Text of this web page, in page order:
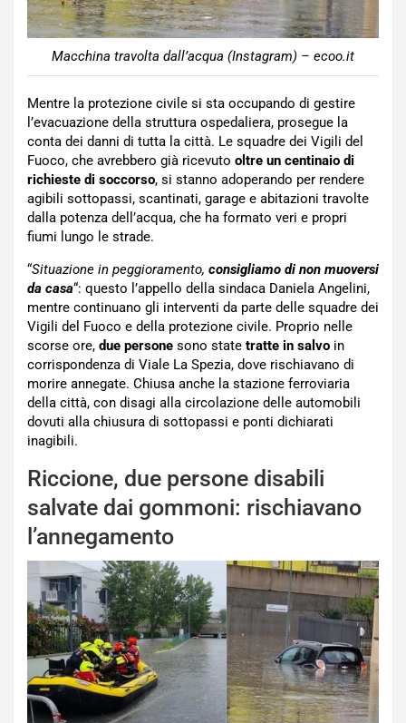
Macchina travolta dall’acqua (Instagram) – ecoo.it
Mentre la protezione civile si sta occupando di gestire
l’evacuazione della struttura ospedaliera, prosegue la
conta dei danni di tutta la città. Le squadre dei Vigili del
Fuoco, che avrebbero già ricevuto oltre un centinaio di
richieste di soccorso, si stanno adoperando per rendere
agibili sottopassi, scantinati, garage e abitazioni travolte
dalla potenza dell’acqua, che ha formato veri e propri
fiumi lungo le strade.
“Situazione in peggioramento, consigliamo di non muoversi
da casa“: questo l’appello della sindaca Daniela Angelini,
mentre continuano gli interventi da parte delle squadre dei
Vigili del Fuoco e della protezione civile. Proprio nelle
scorse ore, due persone sono state tratte in salvo in
corrispondenza di Viale La Spezia, dove rischiavano di
morire annegate. Chiusa anche la stazione ferroviaria
della città, con disagi alla circolazione delle automobili
dovuti alla chiusura di sottopassi e ponti dichiarati
inagibili.
Riccione, due persone disabili
salvate dai gommoni: rischiavano
l’annegamento